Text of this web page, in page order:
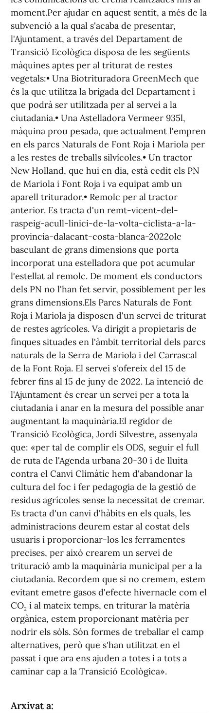
moment.Per ajudar en aquest sentit, a més de la
subvenció a la qual s'acaba de presentar,
l'Ajuntament, a través del Departament de
Transició Ecològica disposa de les següents
màquines aptes per al triturat de restes
vegetals:• Una Biotrituradora GreenMech que
és la que utilitza la brigada del Departament i
que podrà ser utilitzada per al servei a la
ciutadania.• Una Astelladora Vermeer 935l,
màquina prou pesada, que actualment l'empren
en els parcs Naturals de Font Roja i Mariola per
a les restes de treballs silvícoles.• Un tractor
New Holland, que hui en dia, està cedit els PN
de Mariola i Font Roja i va equipat amb un
aparell triturador.• Remolc per al tractor
anterior. Es tracta d'un remt-vicent-del-
raspeig-acull-linici-de-la-volta-ciclista-a-la-
provincia-dalacant-costa-blanca-2022olc
basculant de grans dimensions que porta
incorporat una estelladora que pot acumular
l'estellat al remolc. De moment els conductors
dels PN no l'han fet servir, possiblement per les
grans dimensions.Els Parcs Naturals de Font
Roja i Mariola ja disposen d'un servei de triturat
de restes agrícoles. Va dirigit a propietaris de
finques situades en l'àmbit territorial dels parcs
naturals de la Serra de Mariola i del Carrascal
de la Font Roja. El servei s'ofereix del 15 de
febrer fins al 15 de juny de 2022. La intenció de
l'Ajuntament és crear un servei per a tota la
ciutadania i anar en la mesura del possible anar
augmentant la maquinària.El regidor de
Transició Ecològica, Jordi Silvestre, assenyala
que: «per tal de complir els ODS, seguir el full
de ruta de l'Agenda urbana 20-30 i de lluita
contra el Canvi Climàtic hem d'abandonar la
cultura del foc i fer pedagogia de la gestió de
residus agrícoles sense la necessitat de cremar.
Es tracta d'un canvi d'hàbits en els quals, les
administracions deurem estar al costat dels
usuaris i proporcionar-los les ferramentes
precises, per això crearem un servei de
trituració amb la maquinària municipal per a la
ciutadania. Recordem que si no cremem, estem
evitant emetre gasos d'efecte hivernacle com el
CO₂ i al mateix temps, en triturar la matèria
orgànica, estem proporcionant matèria per
nodrir els sòls. Són formes de treballar el camp
alternatives, però que s'han utilitzat en el
passat i que ara ens ajuden a totes i a tots a
caminar cap a la Transició Ecològica».
Arxivat a: